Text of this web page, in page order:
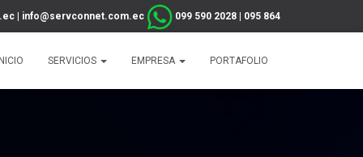
info@servconnet.com.ec 099 590 2028 095 864
SERVICIOS EMPRESA PORTAFOLIO